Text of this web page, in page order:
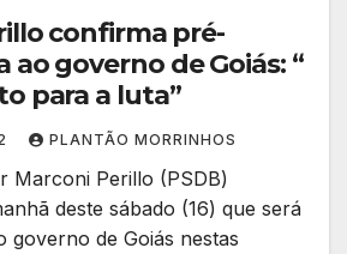
confirma pré-
governo de Goiás: “
para a luta”
PLANTÃO MORRINHOS
Marconi Perillo (PSDB)
deste sábado (16) que será
governo de Goiás nestas